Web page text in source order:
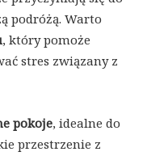
podróżą. Warto
, który pomoże
stres związany z
pokoje, idealne do
przestrzenie z